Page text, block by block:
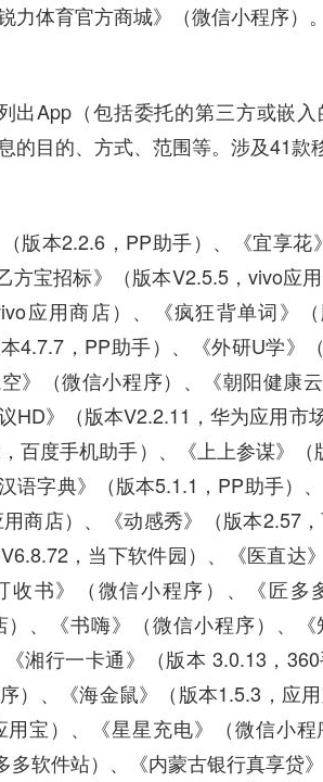
力体育官方商城》（微信小程序）。
出App（包括委托的第三方或嵌
的目的、方式、范围等。涉及41款
版本2.2.6，PP助手）、《宜享花
方宝招标》（版本V2.5.5，vivo应
应用商店）、《疯狂背单词》
4.7.7，PP助手）、《外研U学》
》（微信小程序）、《朝阳健康
HD》（版本V2.2.11，华为应用市
百度手机助手）、《上上参谋》
语字典》（版本5.1.1，PP助手）
用商店）、《动感秀》（版本2.57，
，当下软件园）、《医直达
收书》（微信小程序）、《匠多
）、《书嗨》（微信小程序）、
湘行一卡通》（版本 3.0.13，
）、《海金鼠》（版本1.5.3，应
用宝）、《星星充电》（微信小
软件站）、《内蒙古银行真享贷》